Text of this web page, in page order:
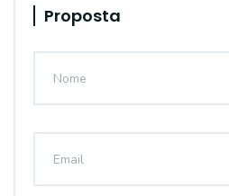
Proposta